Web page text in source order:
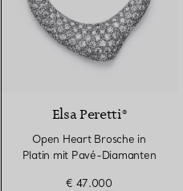
Elsa Peretti®
Open Heart Brosche in
Platin mit Pavé-Diamanten
€ 47.000